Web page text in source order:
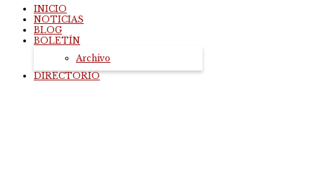
INICIO
NOTICIAS
BLOG
BOLETÍN
Archivo
DIRECTORIO